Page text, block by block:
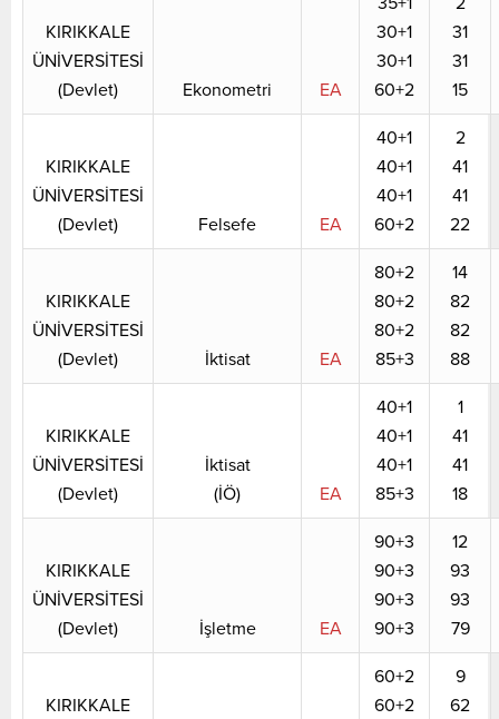
KIRIKKALE
ÜNİVERSİTESİ
(Devlet)
Ekonometri EA
30+1
30+1
60+2
31
31
15
KIRIKKALE
ÜNİVERSİTESİ
(Devlet)
Felsefe EA
40+1
40+1
40+1
60+2
2
41
41
22
KIRIKKALE
ÜNİVERSİTESİ
(Devlet)
İktisat EA
80+2
80+2
80+2
85+3
14
82
82
88
KIRIKKALE
ÜNİVERSİTESİ
(Devlet)
İktisat
(İÖ)
EA
40+1
40+1
40+1
85+3
1
41
41
18
KIRIKKALE
ÜNİVERSİTESİ
(Devlet)
İşletme EA
90+3
90+3
90+3
90+3
12
93
93
79
KIRIKKALE
60+2
60+2
9
62